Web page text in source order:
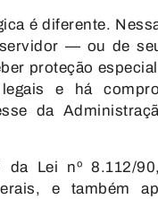
é diferente.
— ou de
proteção
e há
da
da Lei nº 8.112/90
e também